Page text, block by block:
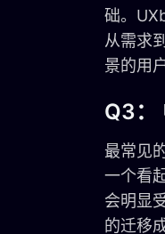
础。
从需求
景的用
Q3：
最常见
一个看
会明显
的迁移